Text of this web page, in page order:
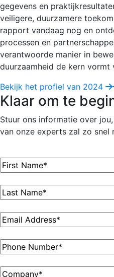
gegevens en
veiligere, duurzamere
rapport vandaag nog en
processen en
verantwoorde manier in
duurzaamheid de kern vormt
Bekijk het profiel van 2024
Klaar om te
Stuur ons informatie over
van onze experts zal zo snel